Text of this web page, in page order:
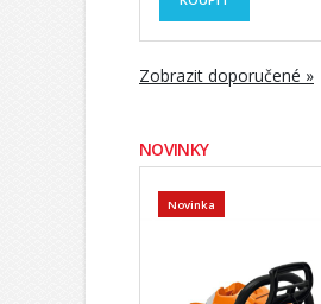
Zobrazit doporučené »
NOVINKY
Novinka